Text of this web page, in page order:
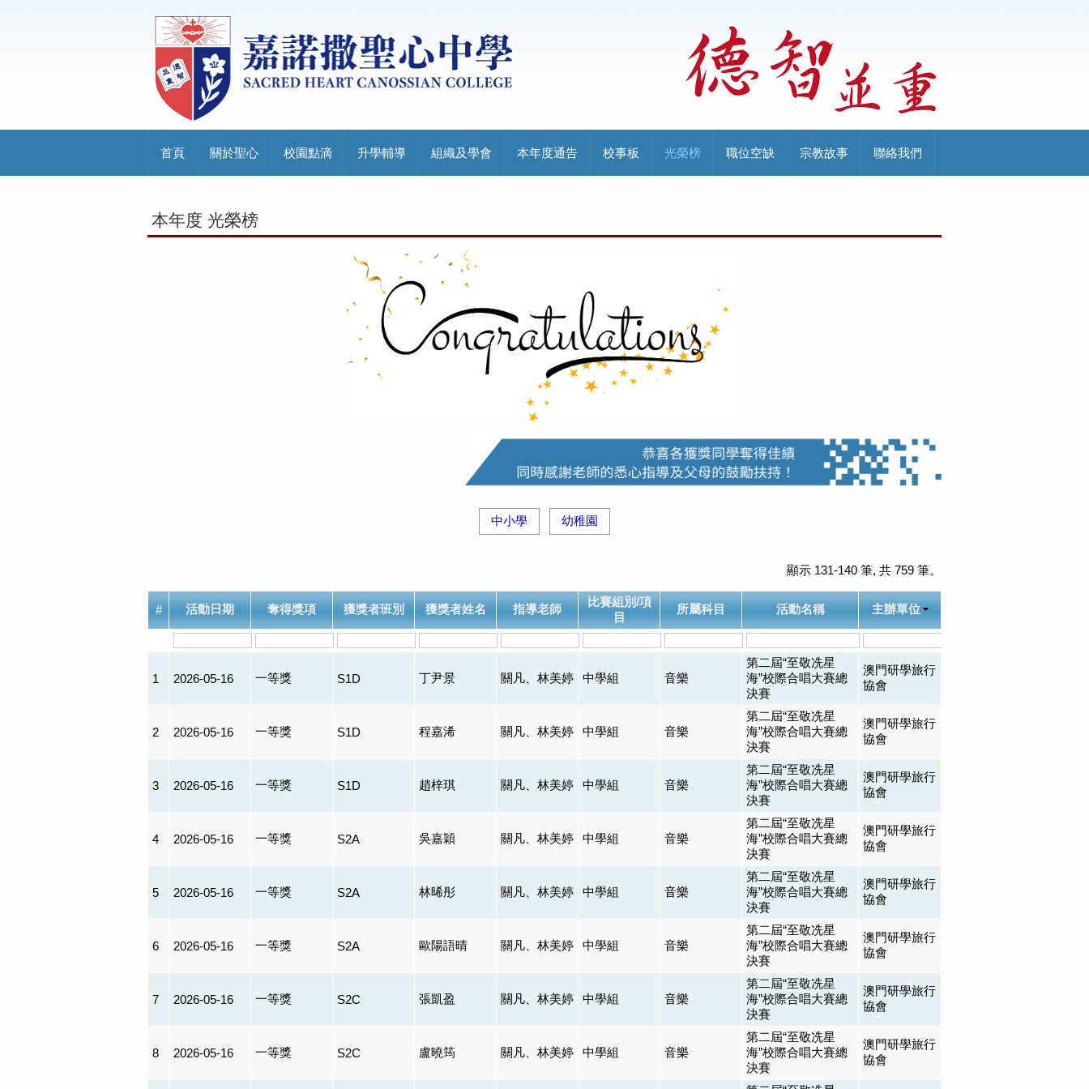
首頁 關於聖心 校園點滴 升學輔導 組織及學會 本年度通告 校事板 光榮榜 職位空缺 宗教故事 聯絡我們
本年度 光榮榜
中小學 幼稚園
顯示 131-140 筆, 共 759 筆。
# 活動日期 奪得獎項 獲獎者班別 獲獎者姓名 指導老師
比賽組別/項
目
所屬科目 活動名稱 主辦單位
1 2026-05-16 一等獎 S1D 丁尹景 關凡、林美婷 中學組 音樂
第二屆“至敬冼星
海”校際合唱大賽總
決賽
澳門研學旅行
協會
2 2026-05-16 一等獎 S1D 程嘉浠 關凡、林美婷 中學組 音樂
第二屆“至敬冼星
海”校際合唱大賽總
決賽
澳門研學旅行
協會
3 2026-05-16 一等獎 S1D 趙梓琪 關凡、林美婷 中學組 音樂
第二屆“至敬冼星
海”校際合唱大賽總
決賽
澳門研學旅行
協會
4 2026-05-16 一等獎 S2A 吳嘉穎 關凡、林美婷 中學組 音樂
第二屆“至敬冼星
海”校際合唱大賽總
決賽
澳門研學旅行
協會
5 2026-05-16 一等獎 S2A 林晞彤 關凡、林美婷 中學組 音樂
第二屆“至敬冼星
海”校際合唱大賽總
決賽
澳門研學旅行
協會
6 2026-05-16 一等獎 S2A 歐陽語晴 關凡、林美婷 中學組 音樂
第二屆“至敬冼星
海”校際合唱大賽總
決賽
澳門研學旅行
協會
7 2026-05-16 一等獎 S2C 張凱盈 關凡、林美婷 中學組 音樂
第二屆“至敬冼星
海”校際合唱大賽總
決賽
澳門研學旅行
協會
8 2026-05-16 一等獎 S2C 盧曉筠 關凡、林美婷 中學組 音樂
第二屆“至敬冼星
海”校際合唱大賽總
決賽
澳門研學旅行
協會